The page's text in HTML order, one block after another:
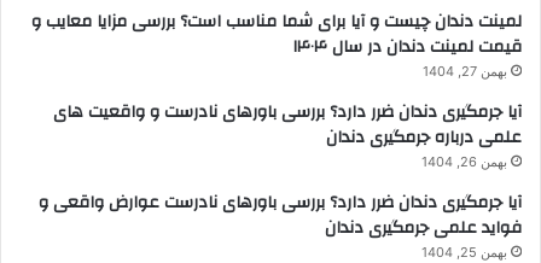
لمینت دندان چیست و آیا برای شما مناسب است؟ بررسی مزایا معایب و
قیمت لمینت دندان در سال ۱۴۰۴
بهمن 27, 1404
آیا جرمگیری دندان ضرر دارد؟ بررسی باورهای نادرست و واقعیت های
علمی درباره جرمگیری دندان
بهمن 26, 1404
آیا جرمگیری دندان ضرر دارد؟ بررسی باورهای نادرست عوارض واقعی و
فواید علمی جرمگیری دندان
بهمن 25, 1404